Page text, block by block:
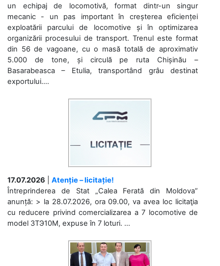
un echipaj de locomotivă, format dintr-un singur
mecanic - un pas important în creșterea eficienței
exploatării parcului de locomotive și în optimizarea
organizării procesului de transport. Trenul este format
din 56 de vagoane, cu o masă totală de aproximativ
5.000 de tone, și circulă pe ruta Chișinău –
Basarabeasca – Etulia, transportând grâu destinat
exportului....
17.07.2026
Atenție – licitație!
Întreprinderea de Stat „Calea Ferată din Moldova”
anunță: > la 28.07.2026, ora 09.00, va avea loc licitaţia
cu reducere privind comercializarea a 7 locomotive de
model 3ТЭ10М, expuse în 7 loturi. ...